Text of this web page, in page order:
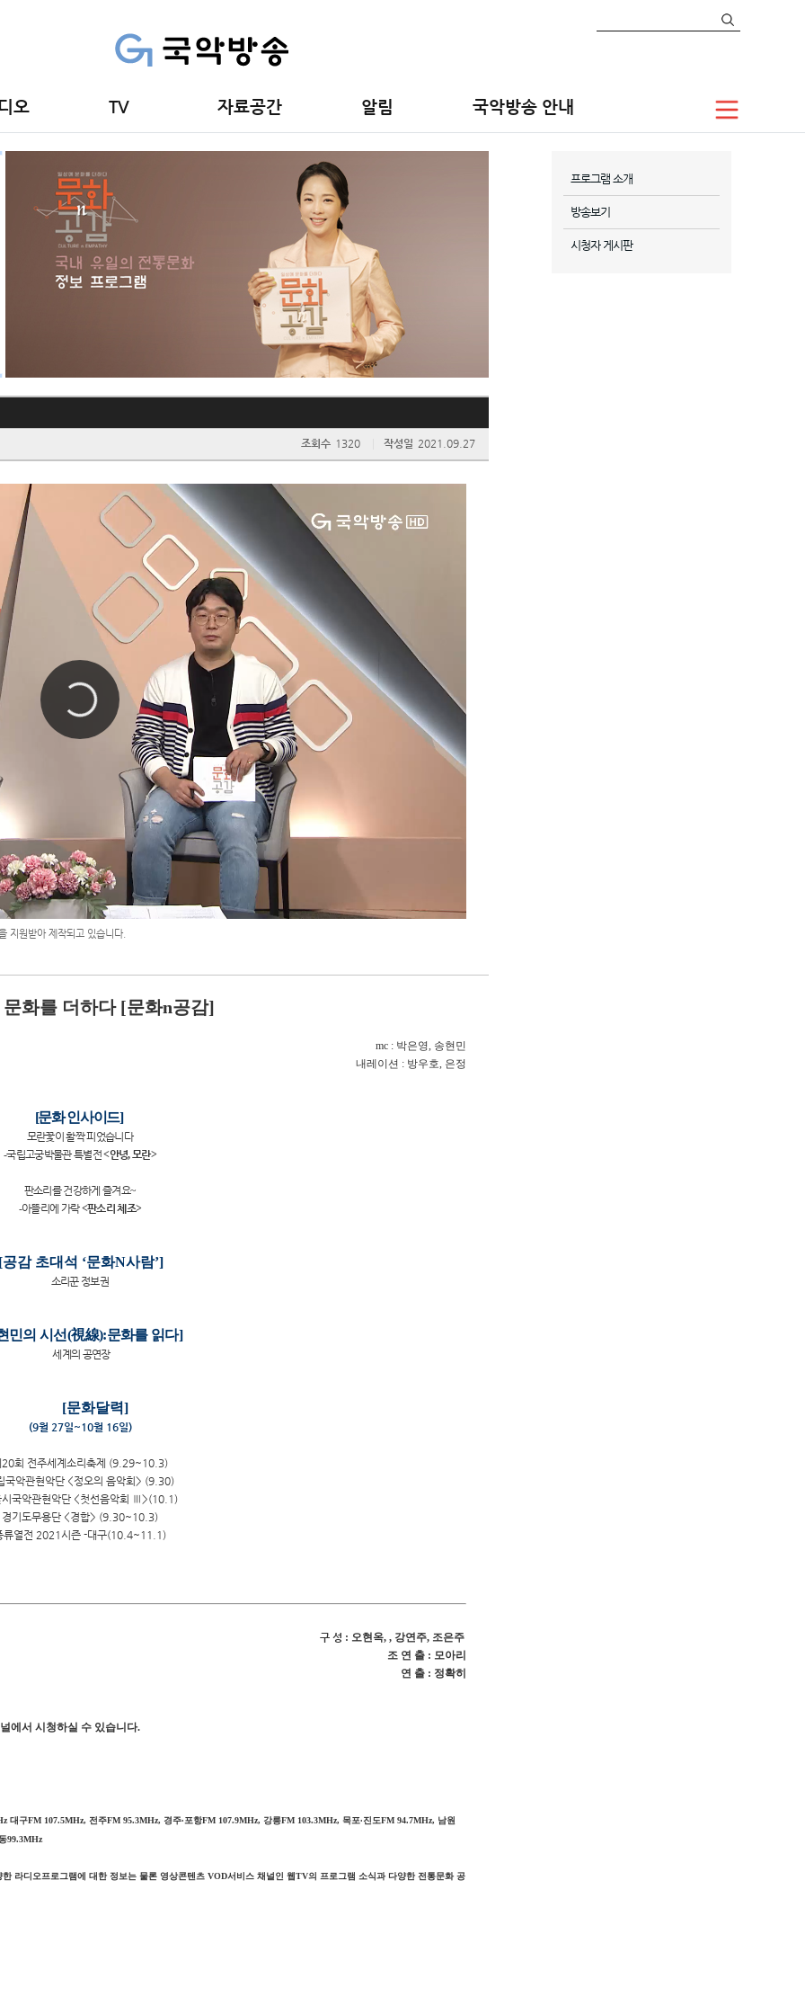
오 TV 자료공간 알림 국악방송 안내
조회수 1320 작성일 2021.09.27
지원받아 제작되고 있습니다.
문화를 더하다 [문화n공감]
mc : 박은영, 송현민
내레이션 : 방우호, 은정
[문화 인사이드]
모란꽃이 활짝 피었습니다
-국립고궁박물관 특별전<안녕,모란>
판소리를 건강하게 즐겨요~
-아뜰리에 가락<판소리 체조>
공감 초대석 ‘문화N사람’]
소리꾼 정보권
민의 시선(視線):문화를 읽다]
세계의 공연장
[문화달력]
(9월 27일~10월 16일)
20회 전주세계소리축제 (9.29~10.3)
국악관현악단 <정오의 음악회> (9.30)
시국악관현악단 <첫선음악회 Ⅲ>(10.1)
경기도무용단 <경합> (9.30~10.3)
류열전 2021시즌 -대구(10.4~11.1)
구 성 : 오현옥, , 강연주, 조은주
조 연 출 : 모아리
연 출 : 정확히
에서 시청하실 수 있습니다.
대구FM 107.5MHz, 전주FM 95.3MHz, 경주∙포항FM 107.9MHz, 강릉FM 103.3MHz, 목포∙진도FM 94.7MHz, 남원
99.3MHz
라디오프로그램에 대한 정보는 물론 영상콘텐츠 VOD서비스 채널인 웹TV의 프로그램 소식과 다양한 전통문화 공
프로그램 소개
방송보기
시청자 게시판